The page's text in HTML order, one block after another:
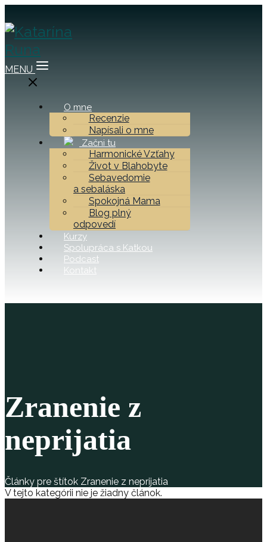
MENU
O mne
Recenzie
Napísali o mne
Začni tu
Harmonické Vzťahy
Život v Blahobyte
Sebavedomie
a sebaláska
Spokojná Mama
Blog plný
odpovedí
Kurzy
Spolupráca s Katkou
Podcast
Kontakt
Zranenie z
neprijatia
Články pre štítok Zranenie z neprijatia
V tejto kategórii nie je žiadny článok.